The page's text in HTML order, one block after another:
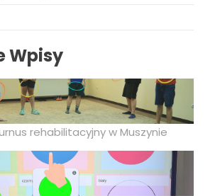
Wpisy
rehabilitacyjny w Muszynie